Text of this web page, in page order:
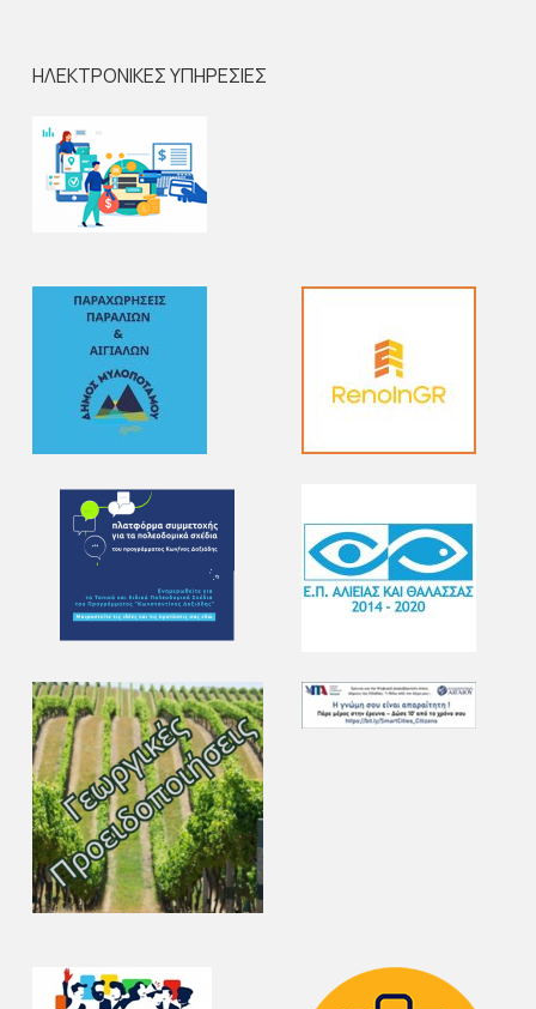
ΗΛΕΚΤΡΟΝΙΚΕΣ ΥΠΗΡΕΣΙΕΣ